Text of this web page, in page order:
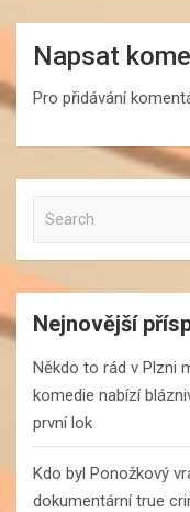
Napsat
Pro přidávání
a
r
c
Nejnovější
Někdo to rád v Plzni
komedie nabízí
první lok
Kdo byl Ponožkový
dokumentární true